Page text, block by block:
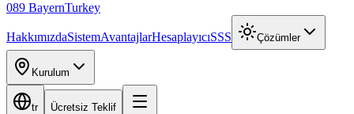
089 BayernTurkey
HakkımızdaSistemAvantajlarHesaplayıcıSSS Çözümler
Kurulum
tr Ücretsiz Teklif